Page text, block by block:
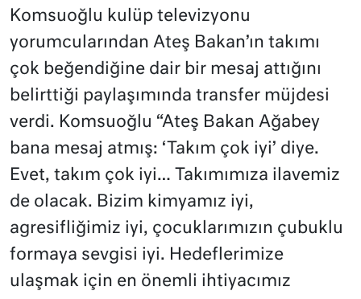
Komsuoğlu kulüp televizyonu
yorumcularından Ateş Bakan’ın takımı
çok beğendiğine dair bir mesaj attığını
belirttiği paylaşımında transfer müjdesi
verdi. Komsuoğlu “Ateş Bakan Ağabey
bana mesaj atmış: ‘Takım çok iyi’ diye.
Evet, takım çok iyi… Takımımıza ilavemiz
de olacak. Bizim kimyamız iyi,
agresifliğimiz iyi, çocuklarımızın çubuklu
formaya sevgisi iyi. Hedeflerimize
ulaşmak için en önemli ihtiyacımız